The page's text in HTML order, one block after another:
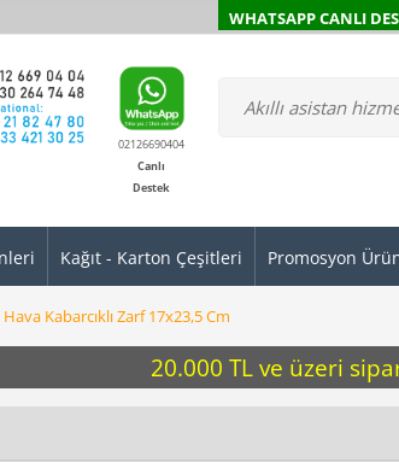
WHATSAPP CANLI
02126690404
Canlı
Destek
Kağıt - Karton Çeşitleri Promosyon
Hava Kabarcıklı Zarf 17x23,5 Cm
20.000 TL ve üzeri